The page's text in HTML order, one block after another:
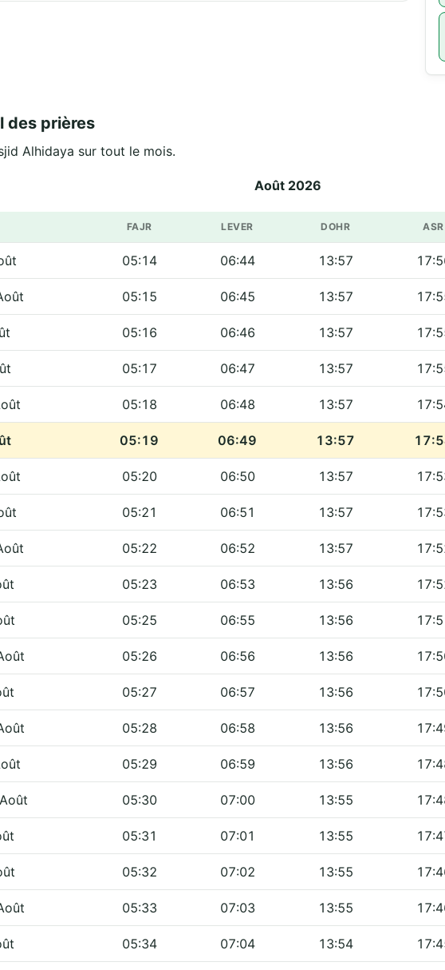
des prières
Alhidaya sur tout le mois.
Août 2026
FAJR LEVER DOHR ASR
05:14 06:44 13:57
05:15 06:45 13:57
05:16 06:46 13:57
05:17 06:47 13:57
05:18 06:48 13:57
05:19 06:49 13:57
05:20 06:50 13:57
05:21 06:51 13:57
05:22 06:52 13:57
05:23 06:53 13:56
05:25 06:55 13:56
05:26 06:56 13:56
05:27 06:57 13:56
05:28 06:58 13:56
05:29 06:59 13:56
05:30 07:00 13:55
05:31 07:01 13:55
05:32 07:02 13:55
05:33 07:03 13:55
05:34 07:04 13:54